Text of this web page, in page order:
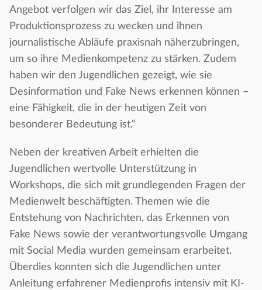
Angebot verfolgen wir das Ziel, ihr Interesse am
Produktionsprozess zu wecken und ihnen
journalistische Abläufe praxisnah näherzubringen,
um so ihre Medienkompetenz zu stärken. Zudem
haben wir den Jugendlichen gezeigt, wie sie
Desinformation und Fake News erkennen können –
eine Fähigkeit, die in der heutigen Zeit von
besonderer Bedeutung ist.“
Neben der kreativen Arbeit erhielten die
Jugendlichen wertvolle Unterstützung in
Workshops, die sich mit grundlegenden Fragen der
Medienwelt beschäftigten. Themen wie die
Entstehung von Nachrichten, das Erkennen von
Fake News sowie der verantwortungsvolle Umgang
mit Social Media wurden gemeinsam erarbeitet.
Überdies konnten sich die Jugendlichen unter
Anleitung erfahrener Medienprofis intensiv mit KI-